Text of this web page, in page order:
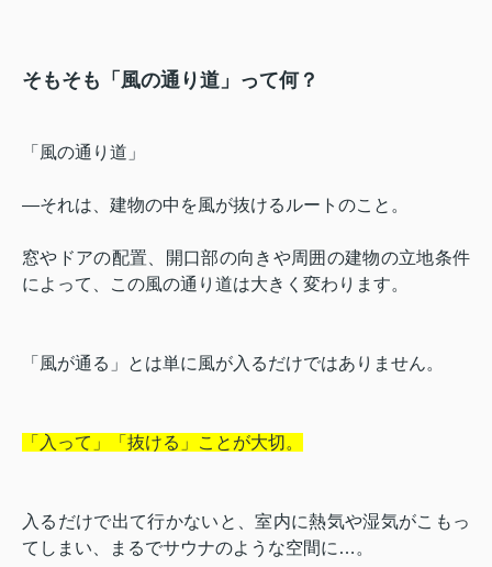
そもそも「風の通り道」って何？
「風の通り道」
―それは、建物の中を風が抜けるルートのこと。
窓やドアの配置、開口部の向きや周囲の建物の立地条件
によって、この風の通り道は大きく変わります。
「風が通る」とは単に風が入るだけではありません。
「入って」「抜ける」ことが大切。
入るだけで出て行かないと、室内に熱気や湿気がこもっ
てしまい、まるでサウナのような空間に…。